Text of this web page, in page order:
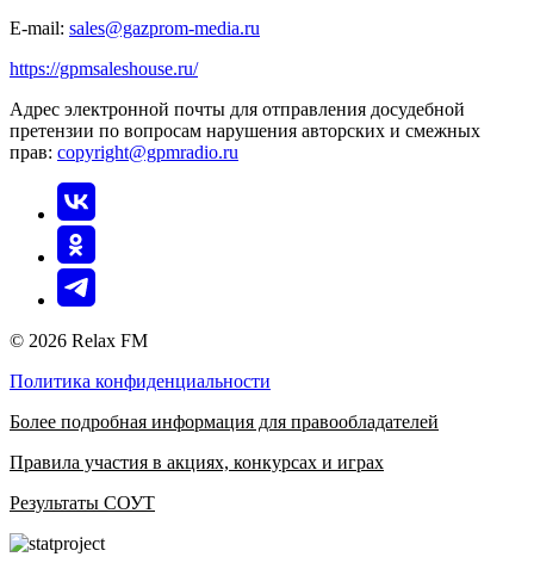
E-mail: sales@gazprom-media.ru
https://gpmsaleshouse.ru/
Адрес электронной почты для отправления досудебной
претензии по вопросам нарушения авторских и смежных
прав: copyright@gpmradio.ru
© 2026 Relax FM
Политика конфиденциальности
Более подробная информация для правообладателей
Правила участия в акциях, конкурсах и играх
Результаты СОУТ